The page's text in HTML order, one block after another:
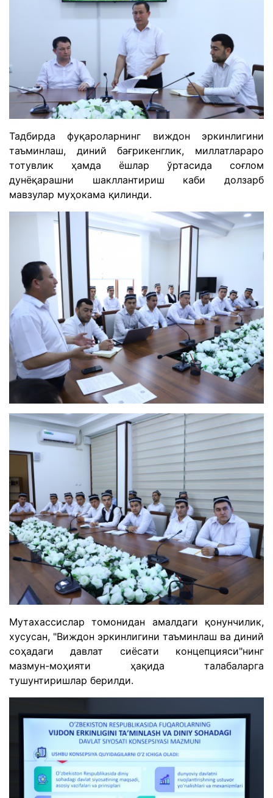
Тадбирда фуқароларнинг виждон эркинлигини
таъминлаш, диний бағрикенглик, миллатлараро
тотувлик ҳамда ёшлар ўртасида соғлом
дунёқарашни шакллантириш каби долзарб
мавзулар муҳокама қилинди.
Мутахассислар томонидан амалдаги қонунчилик,
хусусан, "Виждон эркинлигини таъминлаш ва диний
соҳадаги давлат сиёсати концепцияси"нинг
мазмун-моҳияти ҳақида талабаларга
тушунтиришлар берилди.